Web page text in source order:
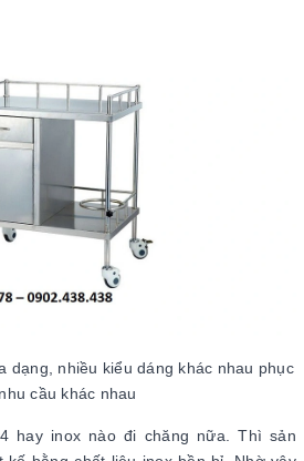
dạng, nhiều kiểu dáng khác nhau phục
cầu khác nhau
hay inox nào đi chăng nữa. Thì sản